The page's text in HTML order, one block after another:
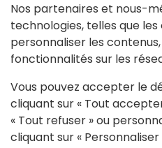
Nos partenaires et nous-
technologies, telles que les
personnaliser les
fonctionnalités sur les
Vous pouvez accepter le
cliquant sur « Tout
« Tout refuser » ou
cliquant sur « Personnaliser
Mairie
170, rue du